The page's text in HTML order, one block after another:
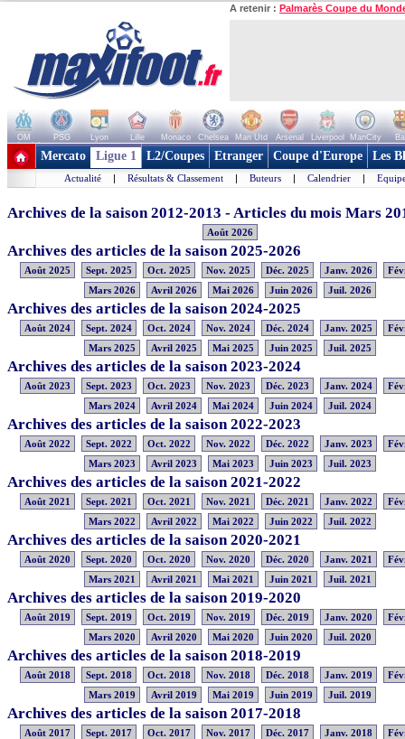
A retenir : Palmarès Coupe du
OM PSG Lyon Lille Monaco Chelsea Man Utd Arsenal Liverpool ManCity
+ de clubs
Mercato Ligue 1 L2/Coupes Etranger Coupe d'Europe Les
Actualité | Résultats & Classement | Buteurs | Calendrier |
Archives de la saison 2012-2013 - Articles du mois Mars
Août 2026
Archives des articles de la saison 2025-2026
Août 2025 Sept. 2025 Oct. 2025 Nov. 2025 Déc. 2025 Janv. 2026
Mars 2026
Avril 2026 Mai 2026 Juin 2026 Juil. 2026
Archives des articles de la saison 2024-2025
Août 2024 Sept. 2024 Oct. 2024 Nov. 2024 Déc. 2024 Janv. 2025
Mars 2025
Avril 2025 Mai 2025 Juin 2025 Juil. 2025
Archives des articles de la saison 2023-2024
Août 2023 Sept. 2023 Oct. 2023 Nov. 2023 Déc. 2023 Janv. 2024
Mars 2024
Avril 2024 Mai 2024 Juin 2024 Juil. 2024
Archives des articles de la saison 2022-2023
Août 2022 Sept. 2022 Oct. 2022 Nov. 2022 Déc. 2022 Janv. 2023
Mars 2023
Avril 2023 Mai 2023 Juin 2023 Juil. 2023
Archives des articles de la saison 2021-2022
Août 2021 Sept. 2021 Oct. 2021 Nov. 2021 Déc. 2021 Janv. 2022
Mars 2022
Avril 2022 Mai 2022 Juin 2022 Juil. 2022
Archives des articles de la saison 2020-2021
Août 2020 Sept. 2020 Oct. 2020 Nov. 2020 Déc. 2020 Janv. 2021
Mars 2021
Avril 2021 Mai 2021 Juin 2021 Juil. 2021
Archives des articles de la saison 2019-2020
Août 2019 Sept. 2019 Oct. 2019 Nov. 2019 Déc. 2019 Janv. 2020
Mars 2020
Avril 2020 Mai 2020 Juin 2020 Juil. 2020
Archives des articles de la saison 2018-2019
Août 2018 Sept. 2018 Oct. 2018 Nov. 2018 Déc. 2018 Janv. 2019
Mars 2019
Avril 2019 Mai 2019 Juin 2019 Juil. 2019
Archives des articles de la saison 2017-2018
Août 2017 Sept. 2017 Oct. 2017 Nov. 2017 Déc. 2017 Janv. 2018